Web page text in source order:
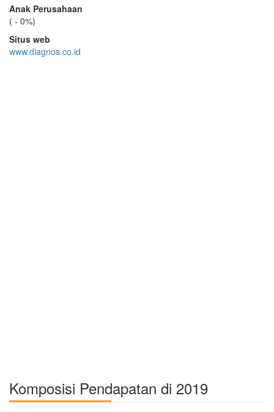
Anak Perusahaan
( - 0%)
Situs web
www.diagnos.co.id
Komposisi Pendapatan di 2019